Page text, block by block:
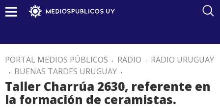
PORTAL MEDIOS PÚBLICOS . RADIO . RADIO URUGUAY
. BUENAS TARDES URUGUAY .
Taller Charrúa 2630, referente en
la formación de ceramistas.